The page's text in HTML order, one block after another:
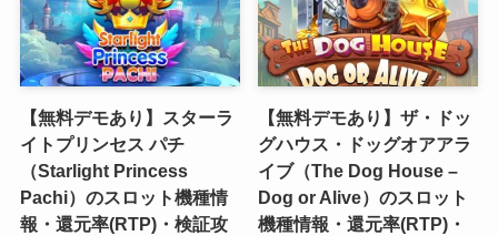
【無料デモあり】スターラ
イトプリンセス パチ
（Starlight Princess
Pachi）のスロット機種情
報・還元率(RTP)・検証攻
【無料デモあり】ザ・ドッ
グハウス・ドッグオアアラ
イブ（The Dog House –
Dog or Alive）のスロット
機種情報・還元率(RTP)・